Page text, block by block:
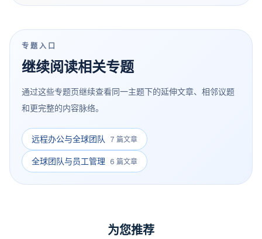
后，全球雇佣也带来了前所未有的挑战。不同国家的
专题入口
继续阅读相关专题
通过这些专题页继续查看同一主题下的延伸文章、相邻议题
和更完整的内容脉络。
远程办公与全球团队 7 篇文章
全球团队与员工管理 6 篇文章
为您推荐